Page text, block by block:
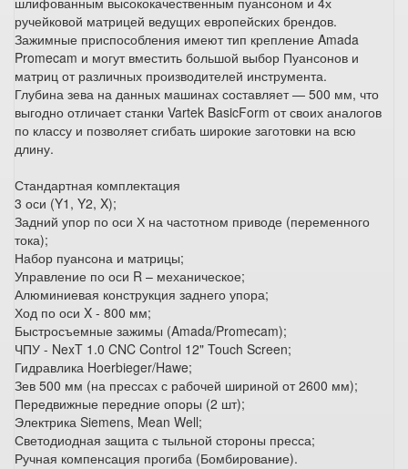
ручейковой матрицей ведущих европейских брендов.
Зажимные приспособления имеют тип крепление Amada
Promecam и могут вместить большой выбор Пуансонов и
матриц от различных производителей инструмента.
Глубина зева на данных машинах составляет — 500 мм, что
выгодно отличает станки Vartek BasicForm от своих аналогов
по классу и позволяет сгибать широкие заготовки на всю
длину.
Стандартная комплектация
3 оси (Y1, Y2, X);
Задний упор по оси Х на частотном приводе (переменного
тока);
Набор пуансона и матрицы;
Управление по оси R – механическое;
Алюминиевая конструкция заднего упора;
Ход по оси X - 800 мм;
Быстросъемные зажимы (Amada/Promecam);
ЧПУ - NexT 1.0 CNC Control 12" Touch Screen;
Гидравлика Hoerbieger/Hawe;
Зев 500 мм (на прессах с рабочей шириной от 2600 мм);
Передвижные передние опоры (2 шт);
Электрика Siemens, Mean Well;
Светодиодная защита с тыльной стороны пресса;
Ручная компенсация прогиба (Бомбирование).